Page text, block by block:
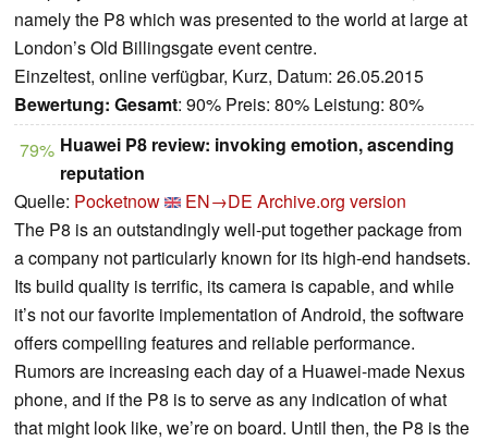
namely the P8 which was presented to the world at large at
London’s Old Billingsgate event centre.
Einzeltest, online verfügbar, Kurz, Datum: 26.05.2015
Bewertung: Gesamt: 90% Preis: 80% Leistung: 80%
79% Huawei P8 review: invoking emotion, ascending
reputation
Quelle: Pocketnow EN→DE Archive.org version
The P8 is an outstandingly well-put together package from
a company not particularly known for its high-end handsets.
Its build quality is terrific, its camera is capable, and while
it’s not our favorite implementation of Android, the software
offers compelling features and reliable performance.
Rumors are increasing each day of a Huawei-made Nexus
phone, and if the P8 is to serve as any indication of what
that might look like, we’re on board. Until then, the P8 is the